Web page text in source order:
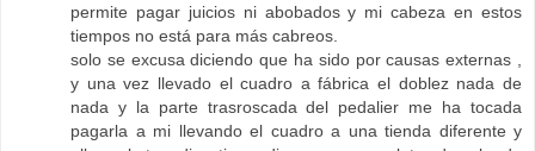
permite pagar juicios ni abobados y mi cabeza en estos
tiempos no está para más cabreos.
solo se excusa diciendo que ha sido por causas externas ,
y una vez llevado el cuadro a fábrica el doblez nada de
nada y la parte trasroscada del pedalier me ha tocada
pagarla a mi llevando el cuadro a una tienda diferente y